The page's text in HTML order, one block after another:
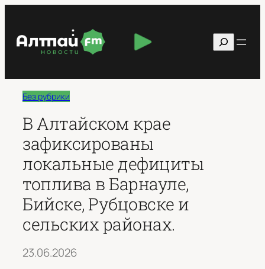
содержимому
Поиск
Без рубрики
В Алтайском крае
зафиксированы
локальные дефициты
топлива в Барнауле,
Бийске, Рубцовске и
сельских районах.
23.06.2026